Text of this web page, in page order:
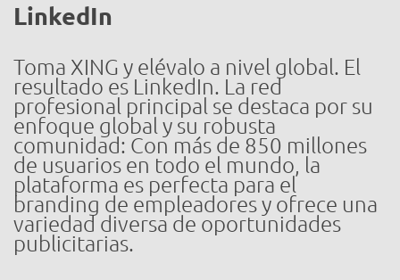
LinkedIn
Toma XING y elévalo a nivel global. El
resultado es LinkedIn. La red
profesional principal se destaca por su
enfoque global y su robusta
comunidad: Con más de 850 millones
de usuarios en todo el mundo, la
plataforma es perfecta para el
branding de empleadores y ofrece una
variedad diversa de oportunidades
publicitarias.